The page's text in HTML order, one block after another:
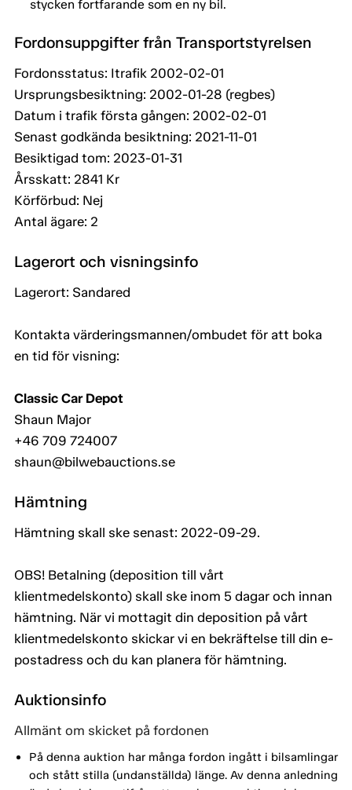
stycken fortfarande som en ny bil.
Fordonsuppgifter från Transportstyrelsen
Fordonsstatus: Itrafik 2002-02-01
Ursprungsbesiktning: 2002-01-28 (regbes)
Datum i trafik första gången: 2002-02-01
Senast godkända besiktning: 2021-11-01
Besiktigad tom: 2023-01-31
Årsskatt: 2841 Kr
Körförbud: Nej
Antal ägare: 2
Lagerort och visningsinfo
Lagerort: Sandared
Kontakta värderingsmannen/ombudet för att boka
en tid för visning:
Classic Car Depot
Shaun Major
+46 709 724007
shaun@bilwebauctions.se
Hämtning
Hämtning skall ske senast: 2022-09-29.
OBS! Betalning (deposition till vårt
klientmedelskonto) skall ske inom 5 dagar och innan
hämtning. När vi mottagit din deposition på vårt
klientmedelskonto skickar vi en bekräftelse till din e-
postadress och du kan planera för hämtning.
Auktionsinfo
Allmänt om skicket på fordonen
På denna auktion har många fordon ingått i bilsamlingar
och stått stilla (undanställda) länge. Av denna anledning